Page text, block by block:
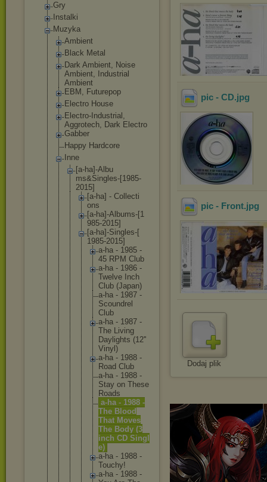
Gry
Instalki
Muzyka
Ambient
Black Metal
Dark Ambient, Noise
Ambient, Industrial
Ambient
EBM, Futurepop
Electro House
Electro-Industrial,
Aggrotech, Dark Electro
Gabber
Happy Hardcore
Inne
[a-ha]-Albu
ms&Singles-[1985-
2015]
[a-ha] - Collecti
ons
[a-ha]-A lbums-[1
985-2015]
[a-ha]-Singles-[
1985-2015]
a-ha - 1985 -
45 RPM Club
a-ha - 1986 -
Twelve Inch
Club (Japan)
a-ha - 1987 -
Scoundrel
Club
a-ha - 1987 -
The Living
Daylights (12''
Vinyl )
a-ha - 1988 -
Road Club
a-ha - 1988 -
Stay on These
Roads
a-ha - 1988 -
The Blood
That Moves
The Body (3
inch CD Singl
e)
a-ha - 1988 -
Touchy!
a-ha - 1988 -
pic - CD.jpg
pic - Front.jpg
Dodaj plik